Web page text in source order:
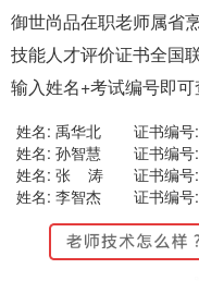
御世尚品在职老师属省
技能人才评价证书全国
输入姓名+考试编号即
姓名: 禹华北
证书编
姓名: 孙智慧
证书编
姓名: 张 涛
证书编
姓名: 李智杰
证书编